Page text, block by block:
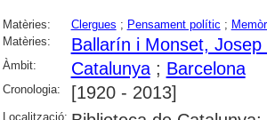
Matèries: Clergues ; Pensament polític ;
Matèries:
Ballarín i Monset, Josep
Àmbit: Catalunya; Barcelona
Cronologia: [1920 - 2013]
Localització: